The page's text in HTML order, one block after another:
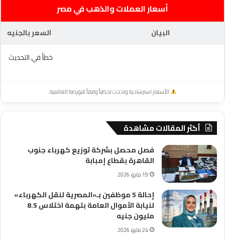
أسعار العملات والذهب في مصر
البيان
السعر بالجنيه
خطأ في التحديث
الأسعار استرشادية وتحدث لحظياً وفقاً للبورصة العالمية.
أكثر المقالات مشاهدة
فصل محصل بشركة توزيع كهرباء جنوب
القاهرة بقطاع إمبابة
19 مايو، 2026
إحالة 5 موظفين بـ«المصرية لنقل الكهرباء»
لنيابة الأموال العامة بتهمة اختلاس 8.5
مليون جنيه
24 مايو، 2026